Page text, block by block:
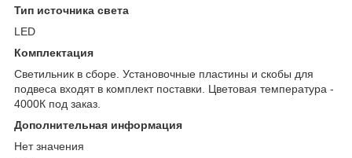
Тип источника света
LED
Комплектация
Светильник в сборе. Установочные пластины и скобы для
подвеса входят в комплект поставки. Цветовая температура -
4000К под заказ.
Дополнительная информация
Нет значения